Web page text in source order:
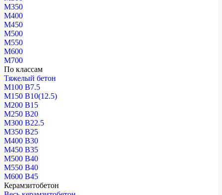
М350
М400
М450
М500
М550
М600
М700
По классам
Тяжелый бетон
М100 В7.5
М150 В10(12.5)
М200 В15
М250 В20
М300 В22.5
М350 В25
М400 В30
М450 В35
М500 В40
М550 В40
М600 В45
Керамзитобетон